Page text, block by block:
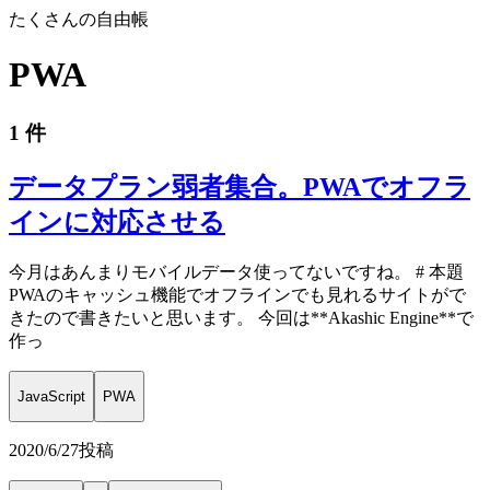
たくさんの自由帳
PWA
1 件
データプラン弱者集合。PWAでオフラ
インに対応させる
今月はあんまりモバイルデータ使ってないですね。 # 本題
PWAのキャッシュ機能でオフラインでも見れるサイトがで
きたので書きたいと思います。 今回は**Akashic Engine**で
作っ
JavaScript PWA
2020/6/27投稿